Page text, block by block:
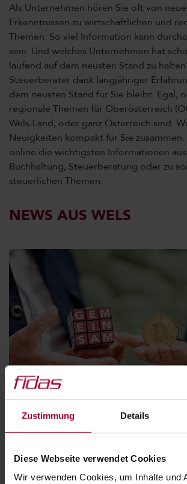
Zustimmung Details
Diese Webseite verwendet Cookies
Wir verwenden Cookies, um Inhalte und
Als Unternehmen hören Sie oft von
Erkenntnissen zu wirtschaftlichen und
Themen. So viel Information kann
sein. Und welches Unternehmen hat
laufend auf dem neusten Stand zu
Steuerberater dank langjähriger
dem neusten Stand für Sie bleibt. Egal,
regionale Themen für Oberösterreich
Wels-Land, oder ganz Österreich sind.
Neuigkeiten kompakt für Sie zusammen.
online die wichtigsten Informationen
Buchhaltung, Steuerberatung oder zu
steuerlichen Themen.
NEWS AUS WELS
27.07.2026
BITCOIN & CO.: WAS DAS